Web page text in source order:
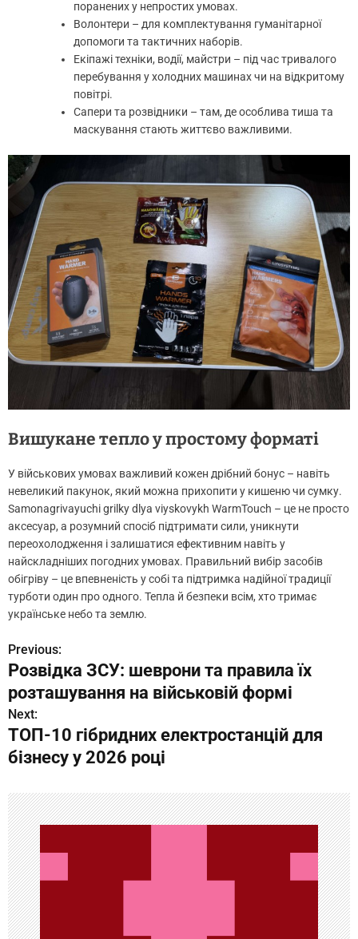
поранених у непростих умовах.
Волонтери – для комплектування гуманітарної
допомоги та тактичних наборів.
Екіпажі техніки, водії, майстри – під час тривалого
перебування у холодних машинах чи на відкритому
повітрі.
Сапери та розвідники – там, де особлива тиша та
маскування стають життєво важливими.
Вишукане тепло у простому форматі
У військових умовах важливий кожен дрібний бонус – навіть
невеликий пакунок, який можна прихопити у кишеню чи сумку.
Samonagrivayuchi grilky dlya viyskovykh WarmTouch – це не просто
аксесуар, а розумний спосіб підтримати сили, уникнути
переохолодження і залишатися ефективним навіть у
найскладніших погодних умовах. Правильний вибір засобів
обігріву – це впевненість у собі та підтримка надійної традиції
турботи один про одного. Тепла й безпеки всім, хто тримає
українське небо та землю.
Н
а
в
и
а
ц
и
я
п
Previous:
Розвідка ЗСУ: шеврони та правила їх
розташування на військовій формі
Next:
ТОП-10 гібридних електростанцій для
бізнесу у 2026 році